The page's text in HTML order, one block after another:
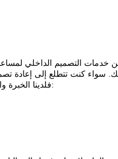
سواء كنت تتطلع إلى إعادة
فلدينا الخبرة والإبداع لتحقيق ذلك. خدماتنا تشمل: